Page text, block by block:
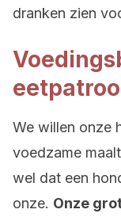
dranken zien
We willen onze
voedzame
wel dat een
onze. Onze